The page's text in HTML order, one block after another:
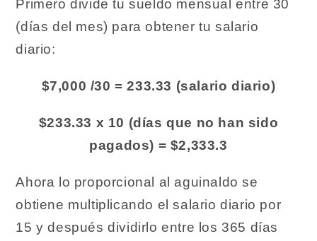
Primero divide tu sueldo mensual entre 30
(días del mes) para obtener tu salario
diario:
$7,000 /30 = 233.33 (salario diario)
$233.33 x 10 (días que no han sido
pagados) = $2,333.3
Ahora lo proporcional al aguinaldo se
obtiene multiplicando el salario diario por
15 y después dividirlo entre los 365 días